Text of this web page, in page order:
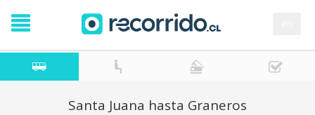
Santa Juana hasta Graneros